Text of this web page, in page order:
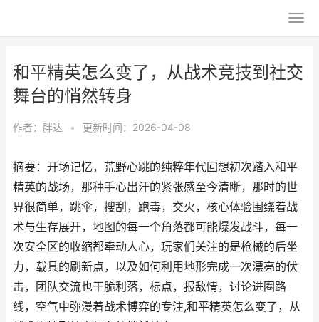
和平精英怎么变了，从战术竞技到社交
舞台的悄然转身
作者： 胖达 • 更新时间：2026-04-08
摘要：开场记忆，荒野心跳的纯粹年代回想初次踏入和平
精英的战场，那种手心出汗的紧张感至今清晰，那时的世
界很简单，跳伞，搜刮，跑毒，交火，核心体验围绕着战
术与生存展开，地图的每一个角落都可能爆发战斗，每一
次安全区的收缩都牵动人心，玩家们关注的是枪械的后坐
力，载具的刷新点，以及如何利用地形完成一次漂亮的伏
击，团队交流也干脆利落，标点，报敌情，讨论进圈路
线，空气中弥漫着战术博弈的专注,和平精英怎么变了，从